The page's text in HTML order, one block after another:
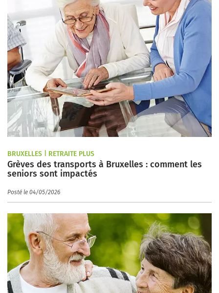
BRUXELLES | RETRAITE PLUS
Grèves des transports à Bruxelles : comment les
seniors sont impactés
Posté le 04/05/2026